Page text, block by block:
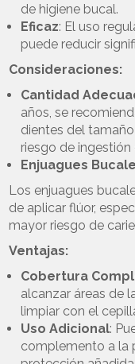
de higiene bucal.
Eficaz: El uso
puede reducir
Consideraciones:
Cantidad
años, se
dientes del
riesgo de ingestión
Enjuagues
Los enjuagues
de aplicar flúor,
mayor riesgo de
Ventajas:
Cobertura
alcanzar áreas de
limpiar con el
Uso Adicional:
complemento a la